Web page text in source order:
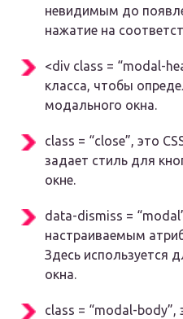
невидимым до
нажатие на
<div class = “modal-
класса, чтобы
модального окна.
class = “close”, это
задает стиль для
окне.
data-dismiss =
настраиваемым
Здесь используется
окна.
class = “modal-body”,